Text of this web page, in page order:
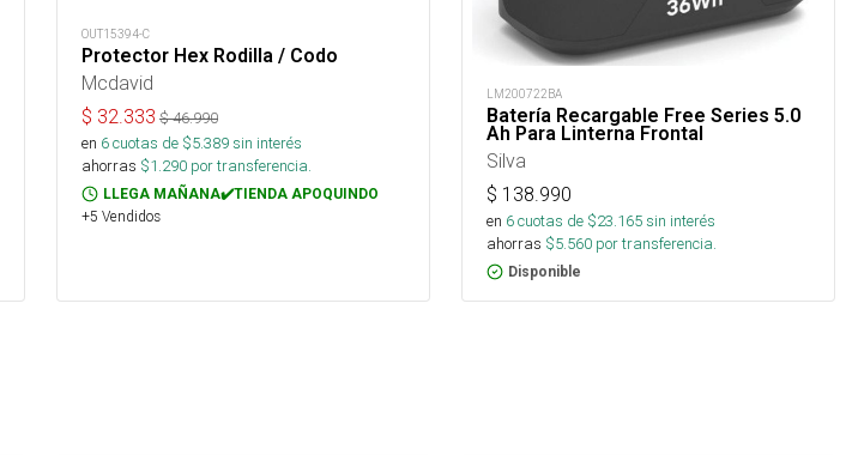
OUT15394-C
Protector Hex Rodilla / Codo
Mcdavid
$ 32.333 $46.990
en 6cuotas de $5.389sin interés
ahorras $1.290 por transferencia.
LLEGA MAÑANA✔️TIENDA APOQUINDO
+5 Vendidos
LM200722BA
Batería Recargable Free Series 5.0
Ah Para Linterna Frontal
Silva
$ 138.990
en 6cuotas de $23.165sin interés
ahorras $5.560 por transferencia.
Disponible